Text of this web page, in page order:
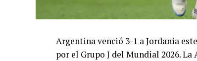
Argentina venció 3-1 a Jordania
por el Grupo J del Mundial 2026.